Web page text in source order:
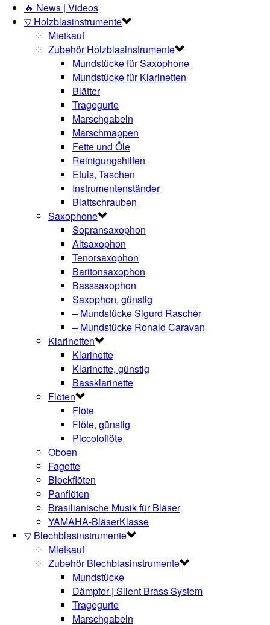
🔥 News | Videos
▽ Holzblasinstrumente
Mietkauf
Zubehör Holzblasinstrumente
Mundstücke für Saxophone
Mundstücke für Klarinetten
Blätter
Tragegurte
Marschgabeln
Marschmappen
Fette und Öle
Reinigungshilfen
Etuis, Taschen
Instrumentenständer
Blattschrauben
Saxophone
Sopransaxophon
Altsaxophon
Tenorsaxophon
Baritonsaxophon
Basssaxophon
Saxophon, günstig
– Mundstücke Sigurd Raschèr
– Mundstücke Ronald Caravan
Klarinetten
Klarinette
Klarinette, günstig
Bassklarinette
Flöten
Flöte
Flöte, günstig
Piccoloflöte
Oboen
Fagotte
Blockflöten
Panflöten
Brasilianische Musik für Bläser
YAMAHA-BläserKlasse
▽ Blechblasinstrumente
Mietkauf
Zubehör Blechblasinstrumente
Mundstücke
Dämpfer | Silent Brass System
Tragegurte
Marschgabeln